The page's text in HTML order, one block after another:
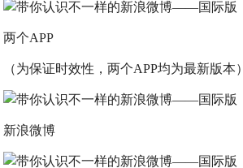
两个APP
（为保证时效性，两个APP均为最新版本）
新浪微博